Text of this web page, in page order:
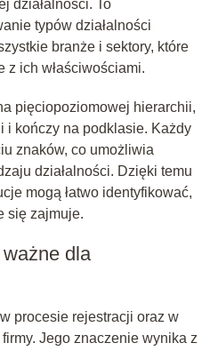
działalności. To
typów działalności
branże i sektory, które
z ich właściwościami.
pięciopoziomowej hierarchii,
i kończy na podklasie. Każdy
znaków, co umożliwia
działalności. Dzięki temu
mogą łatwo identyfikować,
się zajmuje.
dla
procesie rejestracji oraz w
Jego znaczenie wynika z